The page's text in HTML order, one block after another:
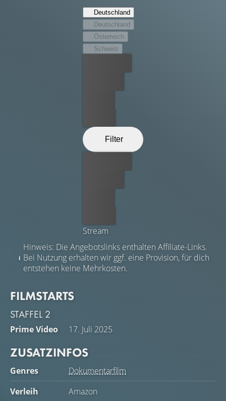
dem Podium kämpfen.
Deutschland
Deutschland
Österreich
Schweiz
Filter
Stream
Hinweis: Die Angebotslinks enthalten Affiliate-Links.
Bei Nutzung erhalten wir ggf. eine Provision, für dich
entstehen keine Mehrkosten.
FILMSTARTS
STAFFEL 2
Prime Video 17. Juli 2025
ZUSATZINFOS
Genres
Dokumentarfilm
Verleih
Amazon